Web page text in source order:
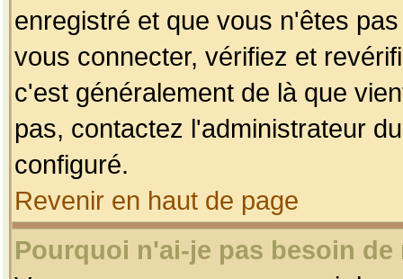
enregistré et que vous n'êtes
vous connecter, vérifiez et
c'est généralement de là que
pas, contactez l'administrateur
configuré.
Revenir en haut de page
Pourquoi n'ai-je pas besoin